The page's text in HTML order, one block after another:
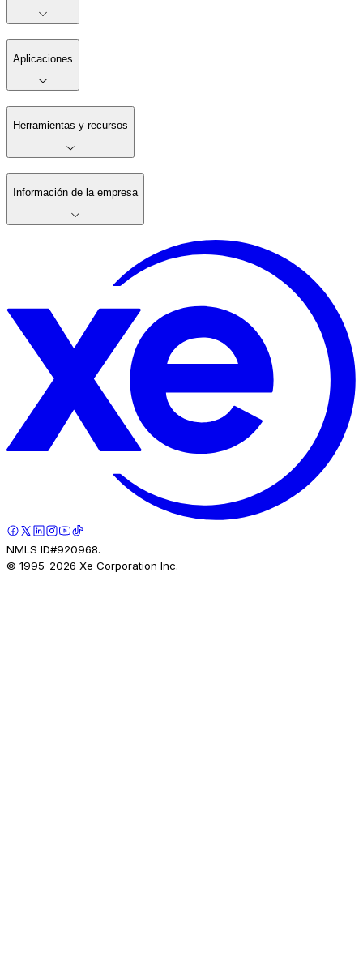
Aplicaciones
Herramientas y recursos
Información de la empresa
NMLS ID#920968.
© 1995-2026 Xe Corporation Inc.